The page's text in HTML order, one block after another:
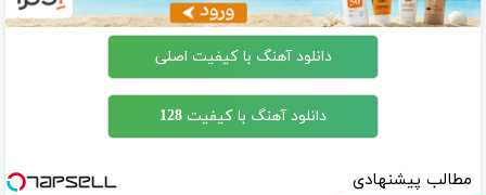
دانلود آهنگ با کیفیت اصلی
دانلود آهنگ با کیفیت 128
مطالب پیشنهادی